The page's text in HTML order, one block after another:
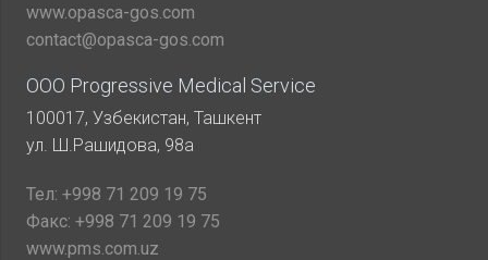
www.opasca-gos.com
contact@opasca-gos.com
ООО Progressive Medical Service
100017, Узбекистан, Ташкент
ул. Ш.Рашидова, 98а
Тел: +998 71 209 19 75
Факс: +998 71 209 19 75
www.pms.com.uz